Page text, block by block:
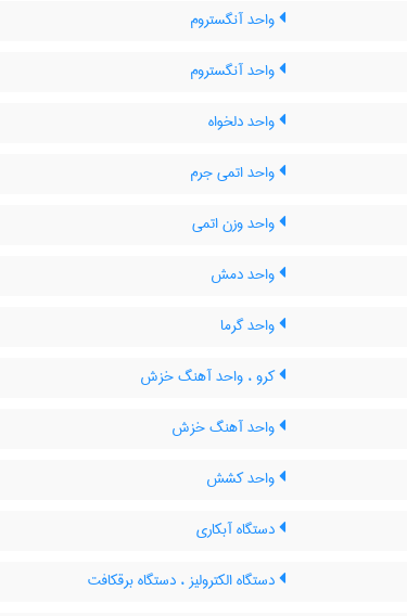
واحد آنگستروم
واحد آنگستروم
واحد دلخواه
واحد اتمی جرم
واحد وزن اتمی
واحد دمش
واحد گرما
کرو ، واحد آهنگ خزش
واحد آهنگ خزش
واحد کشش
دستگاه آبکاری
دستگاه الکترولیز ، دستگاه برقکافت